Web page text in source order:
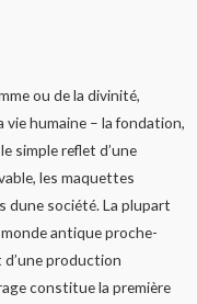
ou de la divinité,
humaine – la fondation,
simple reflet d’une
les maquettes
dune société. La plupart
antique proche-
production
constitue la première